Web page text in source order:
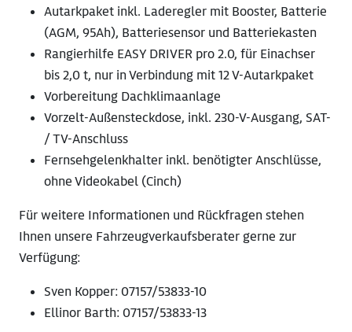
Autarkpaket inkl. Laderegler mit Booster, Batterie
(AGM, 95Ah), Batteriesensor und Batteriekasten
Rangierhilfe EASY DRIVER pro 2.0, für Einachser
bis 2,0 t, nur in Verbindung mit 12 V-Autarkpaket
Vorbereitung Dachklimaanlage
Vorzelt-Außensteckdose, inkl. 230-V-Ausgang, SAT-
/ TV-Anschluss
Fernsehgelenkhalter inkl. benötigter Anschlüsse,
ohne Videokabel (Cinch)
Für weitere Informationen und Rückfragen stehen
Ihnen unsere Fahrzeugverkaufsberater gerne zur
Verfügung:
Sven Kopper: 07157/53833-10
Ellinor Barth: 07157/53833-13